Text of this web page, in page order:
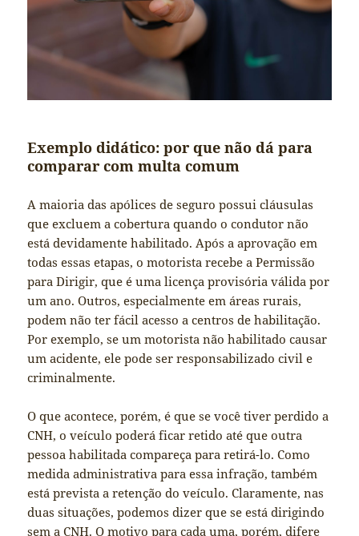
Exemplo didático: por que não dá para
comparar com multa comum
A maioria das apólices de seguro possui cláusulas
que excluem a cobertura quando o condutor não
está devidamente habilitado. Após a aprovação em
todas essas etapas, o motorista recebe a Permissão
para Dirigir, que é uma licença provisória válida por
um ano. Outros, especialmente em áreas rurais,
podem não ter fácil acesso a centros de habilitação.
Por exemplo, se um motorista não habilitado causar
um acidente, ele pode ser responsabilizado civil e
criminalmente.
O que acontece, porém, é que se você tiver perdido a
CNH, o veículo poderá ficar retido até que outra
pessoa habilitada compareça para retirá-lo. Como
medida administrativa para essa infração, também
está prevista a retenção do veículo. Claramente, nas
duas situações, podemos dizer que se está dirigindo
sem a CNH. O motivo para cada uma, porém, difere